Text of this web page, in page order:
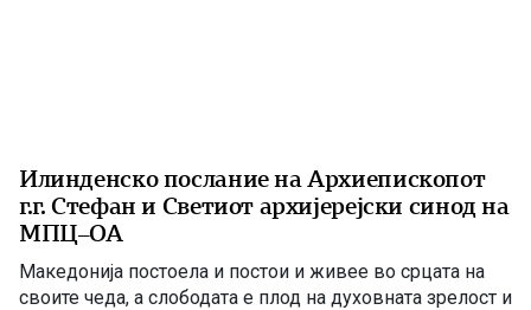
Илинденско послание на Архиепископот
г.г. Стефан и Светиот архијерејски синод на
МПЦ–ОА
Македонија постоела и постои и живее во срцата на
своите чеда, а слободата е плод на духовната зрелост и